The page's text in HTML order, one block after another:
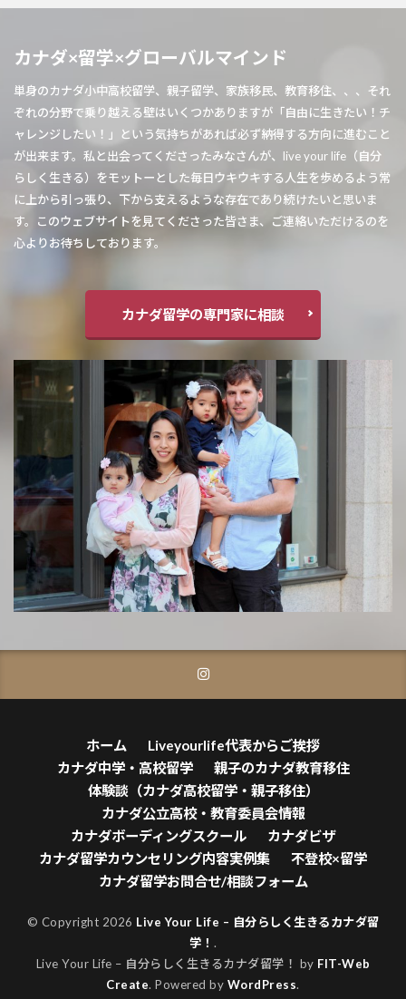
カナダ×留学×グローバルマインド
単身のカナダ小中高校留学、親子留学、家族移民、教育移住、、、それ
ぞれの分野で乗り越える壁はいくつかありますが「自由に生きたい！チ
ャレンジしたい！」という気持ちがあれば必ず納得する方向に進むこと
が出来ます。私と出会ってくださったみなさんが、live your life（自分
らしく生きる）をモットーとした毎日ウキウキする人生を歩めるよう常
に上から引っ張り、下から支えるような存在であり続けたいと思いま
す。このウェブサイトを見てくださった皆さま、ご連絡いただけるのを
心よりお待ちしております。
カナダ留学の専門家に相談
ホーム
Liveyourlife代表からご挨拶
カナダ中学・高校留学
親子のカナダ教育移住
体験談（カナダ高校留学・親子移住）
カナダ公立高校・教育委員会情報
カナダボーディングスクール
カナダビザ
カナダ留学カウンセリング内容実例集
不登校×留学
カナダ留学お問合せ/相談フォーム
© Copyright 2026 Live Your Life – 自分らしく生きるカナダ留
学！ .
Live Your Life – 自分らしく生きるカナダ留学！ by FIT-Web
Create. Powered by WordPress.